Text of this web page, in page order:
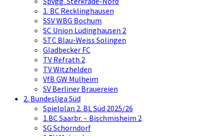
1. BC Recklinghausen
SSV WBG Bochum
SC Union Lüdinghausen 2
STC Blau-Weiss Solingen
Gladbecker FC
TV Refrath 2
TV Witzhelden
VfB GW Mülheim
SV Berliner Brauereien
2. Bundesliga Süd
Spielplan 2. BL Süd 2025/26
1.BC Saarbr. – Bischmisheim 2
SG Schorndorf